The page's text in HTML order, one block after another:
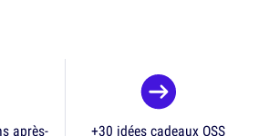
après-
+30 idées cadeaux OSS